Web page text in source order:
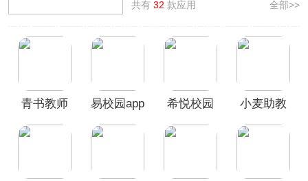
教app、小北学生app、超级校园app
务，提高教学管理效率，欢迎广大用户
前来本站挑选免费下载使用！
共有32 款应用 全部>>
青书教师
易校园app
希悦校园
小麦助教